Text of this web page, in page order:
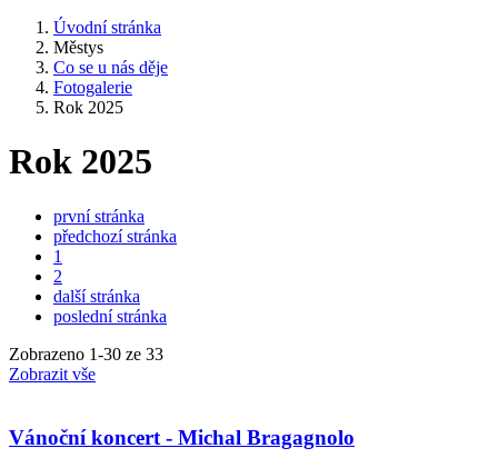
Úvodní stránka
Městys
Co se u nás děje
Fotogalerie
Rok 2025
Rok 2025
první stránka
předchozí stránka
1
2
další stránka
poslední stránka
Zobrazeno 1-30 ze 33
Zobrazit vše
Vánoční koncert - Michal Bragagnolo